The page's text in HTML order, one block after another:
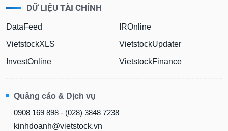
DỮ LIỆU TÀI CHÍNH
DataFeed
VietstockXLS
InvestOnline
IROnline
VietstockUpdater
VietstockFinance
Quảng cáo & Dịch vụ
0908 169 898 - (028) 3848 7238
kinhdoanh@vietstock.vn